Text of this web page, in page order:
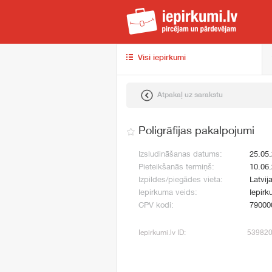
Visi iepirkumi
Atpakaļ uz sarakstu
Poligrāfijas pakalpojumi
Izsludināšanas datums:
Pieteikšanās termiņš:
Izpildes/piegādes vieta:
Iepirkuma veids:
CPV kodi:
Iepirkumi.lv ID: